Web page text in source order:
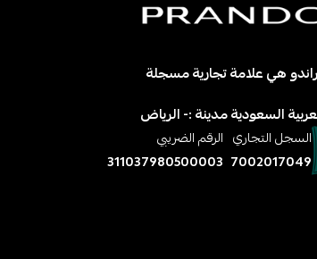
هي علامة تجارية مسجلة
السعودية مدينة :- الرياض
السجل التجاري
7002017049
الرقم الضريبي
311037980500003